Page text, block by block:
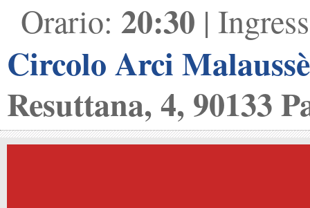
Orario: 20:30 |
Circolo Arci
Resuttana, 4, 90133